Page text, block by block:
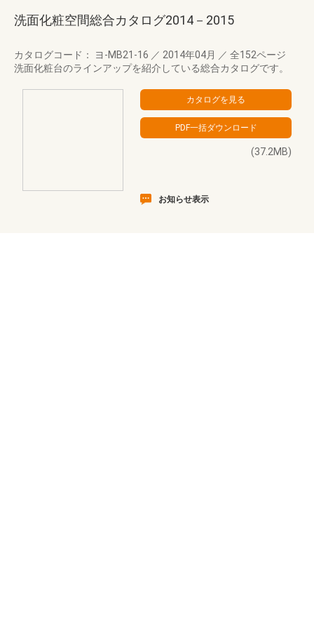
洗面化粧空間総合カタログ2014－2015
カタログコード： ヨ-MB21-16 ／ 2014年04月 ／ 全152ページ
洗面化粧台のラインアップを紹介している総合カタログです。
(37.2MB)
お知らせ表示